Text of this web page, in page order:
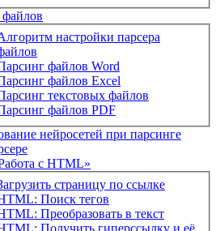
настройки парсера
файлов Word
файлов Excel
текстовых файлов
файлов PDF
нейросетей при парсинге
с HTML»
страницу по ссылке
Поиск тегов
Преобразовать в текст
Получить гиперссылку и её